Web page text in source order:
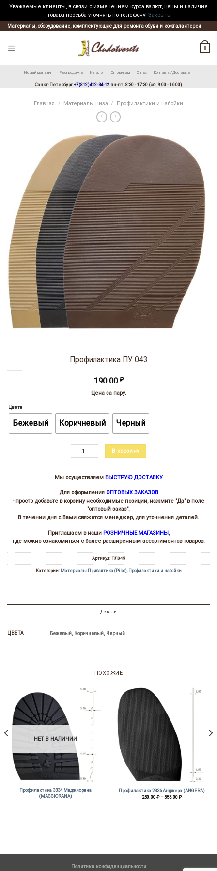
Уважаемые клиенты, в связи с изменением курса валют, цены и наличие
товара просьба уточнять по телефону! Закрыть
Skip
to
Материалы, оборудование, комплектующие для ремонта обуви и кожгалантереи
0
Новый магазин Распродажа Каталог Оптовикам О нас Контакты/Доставка
Санкт-Петербург+7(812)412-34-12 пн-пт. 8:30 - 17:30 (сб. 9:00 - 16:00)
Главная / Материалы низа / Профилактики и набойки
Профилактика ПУ 043
190.00 ₽
Цена за пару.
Цвета
Бежевый Коричневый Черный
Количество товара Профилактика ПУ 043
В корзину
Мы осуществляем БЫСТРУЮ ДОСТАВКУ
Для оформления ОПТОВЫХ ЗАКАЗОВ
- просто добавьте в корзину необходимые позиции, нажмите "Да" в поле
"оптовый заказ".
В течении дня с Вами свяжется менеджер, для уточнения деталей.
Приглашаем в наши РОЗНИЧНЫЕ МАГАЗИНЫ,
где можно ознакомиться с более расширенным ассортиментов товаров:
Артикул: ПЛ045
Категории: Материалы Прибалтика (Pilot), Профилактики и набойки
Детали
ЦВЕТА Бежевый, Коричневый, Черный
ПОХОЖИЕ
НЕТ В НАЛИЧИИ
Профилактика 3334 Маджиорана
(MAGGIORANA)
Профилактика 2336 Анджера (ANGERA)
250.00₽ – 555.00₽Диапазон
Политика конфиденциальности